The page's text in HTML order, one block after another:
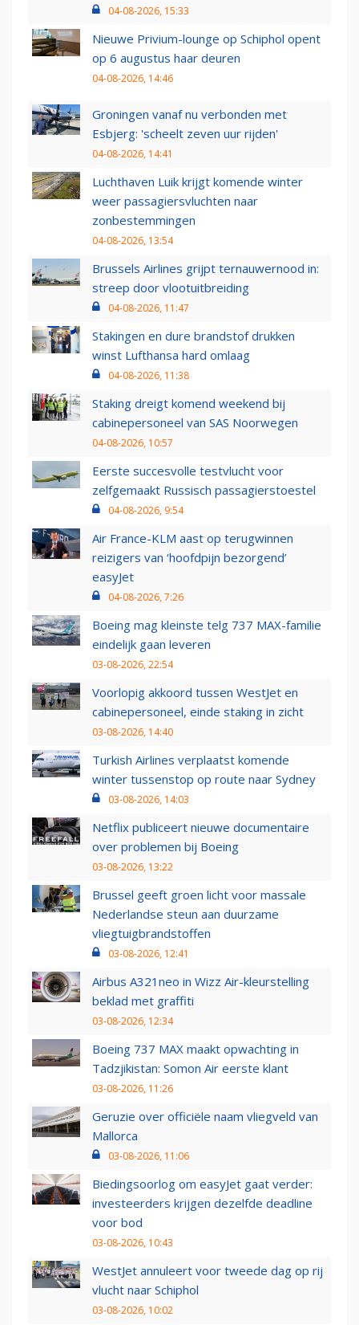
04-08-2026, 15:33
Nieuwe Privium-lounge op Schiphol opent
op 6 augustus haar deuren
04-08-2026, 14:46
Groningen vanaf nu verbonden met
Esbjerg: 'scheelt zeven uur rijden'
04-08-2026, 14:41
Luchthaven Luik krijgt komende winter
weer passagiersvluchten naar
zonbestemmingen
04-08-2026, 13:54
Brussels Airlines grijpt ternauwernood in:
streep door vlootuitbreiding
04-08-2026, 11:47
Stakingen en dure brandstof drukken
winst Lufthansa hard omlaag
04-08-2026, 11:38
Staking dreigt komend weekend bij
cabinepersoneel van SAS Noorwegen
04-08-2026, 10:57
Eerste succesvolle testvlucht voor
zelfgemaakt Russisch passagierstoestel
04-08-2026, 9:54
Air France-KLM aast op terugwinnen
reizigers van ‘hoofdpijn bezorgend’
easyJet
04-08-2026, 7:26
Boeing mag kleinste telg 737 MAX-familie
eindelijk gaan leveren
03-08-2026, 22:54
Voorlopig akkoord tussen WestJet en
cabinepersoneel, einde staking in zicht
03-08-2026, 14:40
Turkish Airlines verplaatst komende
winter tussenstop op route naar Sydney
03-08-2026, 14:03
Netflix publiceert nieuwe documentaire
over problemen bij Boeing
03-08-2026, 13:22
Brussel geeft groen licht voor massale
Nederlandse steun aan duurzame
vliegtuigbrandstoffen
03-08-2026, 12:41
Airbus A321neo in Wizz Air-kleurstelling
beklad met graffiti
03-08-2026, 12:34
Boeing 737 MAX maakt opwachting in
Tadzjikistan: Somon Air eerste klant
03-08-2026, 11:26
Geruzie over officiële naam vliegveld van
Mallorca
03-08-2026, 11:06
Biedingsoorlog om easyJet gaat verder:
investeerders krijgen dezelfde deadline
voor bod
03-08-2026, 10:43
WestJet annuleert voor tweede dag op rij
vlucht naar Schiphol
03-08-2026, 10:02